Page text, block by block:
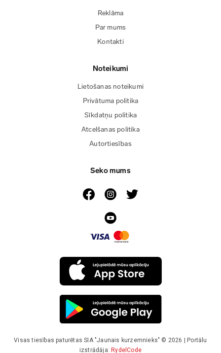
Reklāma
Par mums
Kontakti
Noteikumi
Lietošanas noteikumi
Privātuma politika
Sīkdatņu politika
Atcelšanas politika
Autortiesības
Seko mums
Visas tiesības paturētas SIA "Jaunais kurzemnieks" © 2026 | Portālu
izstrādāja: RydelCode